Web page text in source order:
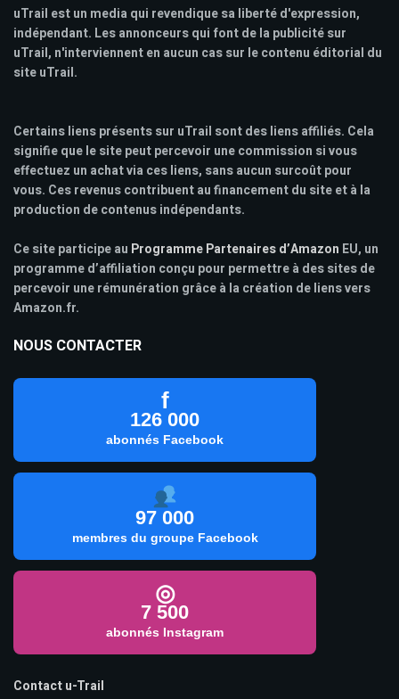
uTrail est un media qui revendique sa liberté d'expression,
indépendant. Les annonceurs qui font de la publicité sur
uTrail, n'interviennent en aucun cas sur le contenu éditorial du
site uTrail.
Certains liens présents sur uTrail sont des liens affiliés. Cela
signifie que le site peut percevoir une commission si vous
effectuez un achat via ces liens, sans aucun surcoût pour
vous. Ces revenus contribuent au financement du site et à la
production de contenus indépendants.
Ce site participe au Programme Partenaires d’Amazon EU, un
programme d’affiliation conçu pour permettre à des sites de
percevoir une rémunération grâce à la création de liens vers
Amazon.fr.
NOUS CONTACTER
f
126 000
abonnés Facebook
97 000
membres du groupe Facebook
◎
7 500
abonnés Instagram
Contact u-Trail